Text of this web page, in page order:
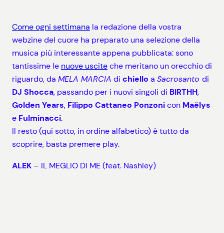
Come ogni settimana la redazione della vostra
webzine del cuore ha preparato una selezione della
musica più interessante appena pubblicata: sono
tantissime le nuove usciteche meritano un orecchio di
riguardo, da MELA MARCIA di chiello a Sacrosanto di
DJ Shocca, passando per i nuovi singoli di BIRTHH,
Golden Years, Filippo Cattaneo Ponzonicon Maëlys
e Fulminacci.
Il resto (qui sotto, in ordine alfabetico) è tutto da
scoprire, basta premere play.
ALEK – IL MEGLIO DI ME (feat. Nashley)